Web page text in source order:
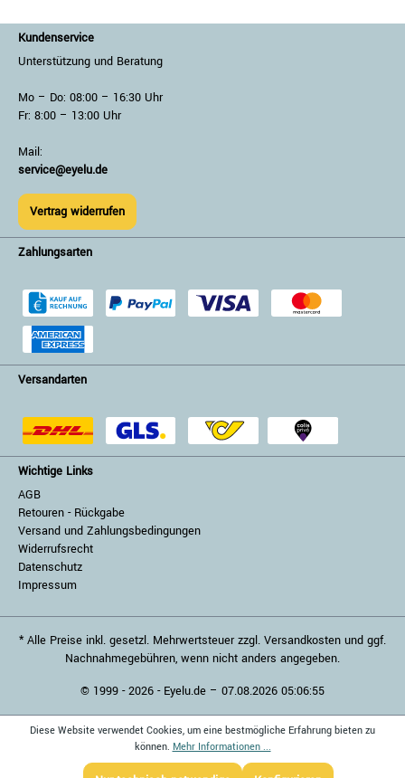
Kundenservice
Unterstützung und Beratung
Mo – Do: 08:00 – 16:30 Uhr
Fr: 8:00 – 13:00 Uhr
Mail:
service@eyelu.de
Vertrag widerrufen
Zahlungsarten
Versandarten
Wichtige Links
AGB
Retouren - Rückgabe
Versand und Zahlungsbedingungen
Widerrufsrecht
Datenschutz
Impressum
* Alle Preise inkl. gesetzl. Mehrwertsteuer zzgl. Versandkosten und ggf.
Nachnahmegebühren, wenn nicht anders angegeben.
© 1999 - 2026 - Eyelu.de – 07.08.2026 05:06:55
Diese Website verwendet Cookies, um eine bestmögliche Erfahrung bieten zu
können. Mehr Informationen ...